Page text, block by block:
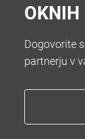
KONEC
OKNIH
Dogovorite
partnerju v